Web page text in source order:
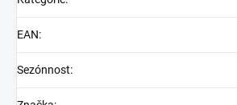
EAN:
Sezónnost: